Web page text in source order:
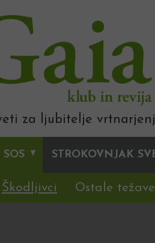
za ljubitelje
SOS STROKOVNJAK
Škodljivci Ostale težave